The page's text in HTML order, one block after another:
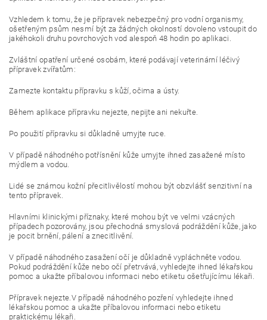
Vzhledem k tomu, že je přípravek nebezpečný pro vodní organismy,
ošetřeným psům nesmí být za žádných okolností dovoleno vstoupit do
jakéhokoli druhu povrchových vod alespoň 48 hodin po aplikaci.
Zvláštní opatření určené osobám, které podávají veterinární léčivý
přípravek zvířatům:
Zamezte kontaktu přípravku s kůží, očima a ústy.
Během aplikace přípravku nejezte, nepijte ani nekuřte.
Po použití přípravku si důkladně umyjte ruce.
V případě náhodného potřísnění kůže umyjte ihned zasažené místo
mýdlem a vodou.
Lidé se známou kožní přecitlivělostí mohou být obzvlášť senzitivní na
tento přípravek.
Hlavními klinickými příznaky, které mohou být ve velmi vzácných
případech pozorovány, jsou přechodná smyslová podráždění kůže, jako
je pocit brnění, pálení a znecitlivění.
V případě náhodného zasažení očí je důkladně vypláchněte vodou.
Pokud podráždění kůže nebo očí přetrvává, vyhledejte ihned lékařskou
pomoc a ukažte příbalovou informaci nebo etiketu ošetřujícímu lékaři.
Přípravek nejezte.V případě náhodného pozření vyhledejte ihned
lékařskou pomoc a ukažte příbalovou informaci nebo etiketu
praktickému lékaři.